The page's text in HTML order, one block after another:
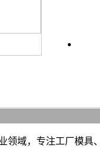
领域，专注工厂模